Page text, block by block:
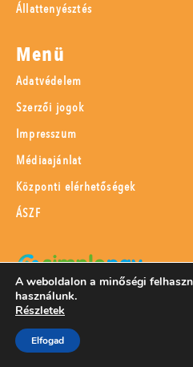
Állattenyésztés
Menü
Adatvédelem
Szerzői jogok
Impresszum
Médiaajánlat
Központi elérhetőségek
ÁSZF
SimplePay adattovábbítási
A weboldalon a minőségi
használunk.
Részletek
Elfogad